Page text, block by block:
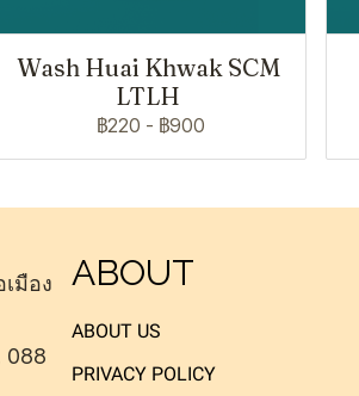
Wash Huai Khwak SCM
LTLH
฿220 - ฿900
มือง
088
ABOUT
ABOUT US
PRIVACY POLICY